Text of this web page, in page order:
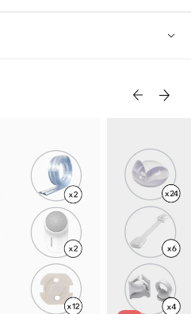
unverzichtbare Sammlung von
Wohlbefinden Ihres Kindes
ein Stück jedes
um Ihr Zuhause effektiv
bis hin zu
Paket alles, was Sie brauchen.
einfach zu installieren und
konzipiert, damit Sie
eine sichere Umgebung für Ihr